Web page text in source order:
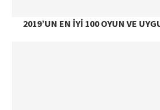
2019’UN EN İYI 100 OYUN VE